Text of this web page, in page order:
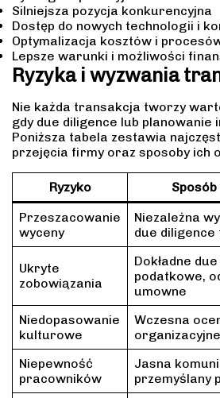
Silniejsza pozycja konkurencyjna
Dostęp do nowych technologii i
Optymalizacja kosztów i
Lepsze warunki i możliwości
Ryzyka i wyzwania
Nie każda transakcja tworzy
gdy due diligence lub planowanie
Poniższa tabela zestawia
przejęcia firmy oraz sposoby ich
Ryzyko
Przeszacowanie
wyceny
Niezależna
due
Ukryte
zobowiązania
Dokładne
podatkowe,
umowne
Niedopasowanie
kulturowe
Wczesna
Niepewność
pracowników
Jasna
przemyślany